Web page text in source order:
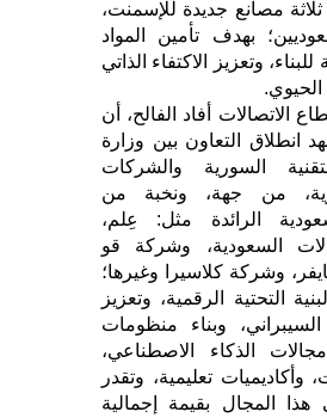
مصانع جديدة للإسمنت،
بهدف تأمين المواد
وتعزيز الاكتفاء الذاتي
الاتصالات أفاد الفالح، أن
انطلاق التعاون بين وزارة
السورية والشركات
من جهة، ونخبة من
الرائدة مثل: عِلم،
السعودية، وشركة قو
وشركة كلاسيرا وغيرها؛
التحتية الرقمية، وتعزيز
وبناء منظومات
الذكاء الاصطناعي،
وأكاديميات تعليمية، وتقدر
هذا المجال بقيمة إجمالية